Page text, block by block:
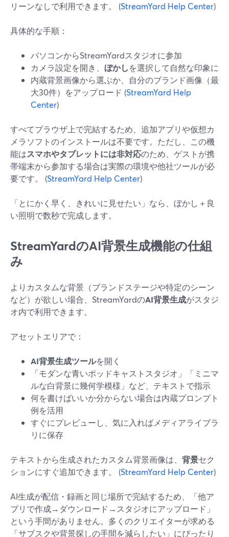
リーンなしで利用できます。 (StreamYard Help Center)
具体的な手順：
パソコンからStreamYardスタジオに参加
カメラ設定を開き、 ぼかしを選択して自然な印象に
内蔵背景画像から選ぶか、自分のブランド画像（最
大30件）をアップロード (StreamYard Help
Center)
すべてブラウザ上で完結するため、追加アプリや仮想カ
メラソフトのインストールは不要です。ただし、この機
能はスマホやタブレットには非対応のため、ゲストが携
帯端末から参加する場合は実際の環境や他社ツールが必
要です。 (StreamYard Help Center)
「とにかく早く、きれいに見せたい」なら、ぼかし＋良
い照明で数秒で完成します。
StreamYardのAI背景生成機能の仕組
み
よりカスタムな背景（ブランドステージや特定のシーン
など）が欲しい場合、StreamYardのAI背景生成がスタジ
オ内で利用できます。
アセットエリアで：
AI背景生成ツールを開く
「モダンな青いポッドキャストスタジオ」「ミニマ
ルな白背景に幾何学模様」など、テキストで指示
何を書けばいいか分からない場合は内蔵プロンプト
例を活用
すぐにプレビューし、気に入ればメディアライブラ
リに保存
テキストから生成されたカスタム背景画像は、 背景セク
ションにすぐ追加できます。 (StreamYard Help Center)
AI生成が配信・録画と同じ場所で完結するため、「他ア
プリで作成→ダウンロード→スタジオにアップロード」
という手間がありません。多くのクリエイターが求める
「サブスクや背景探しの手間を減らしたい」にぴったり